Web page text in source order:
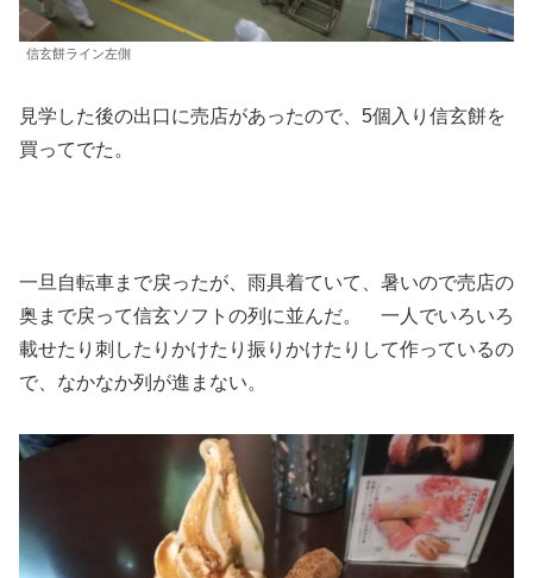
信玄餅ライン左側
見学した後の出口に売店があったので、5個入り信玄餅を
買ってでた。
一旦自転車まで戻ったが、雨具着ていて、暑いので売店の
奥まで戻って信玄ソフトの列に並んだ。 一人でいろいろ
載せたり刺したりかけたり振りかけたりして作っているの
で、なかなか列が進まない。